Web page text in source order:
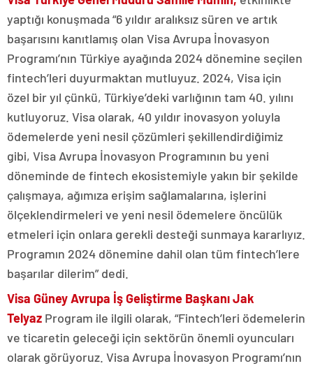
yaptığı konuşmada “6 yıldır aralıksız süren ve artık
başarısını kanıtlamış olan Visa Avrupa İnovasyon
Programı’nın Türkiye ayağında 2024 dönemine seçilen
fintech’leri duyurmaktan mutluyuz. 2024, Visa için
özel bir yıl çünkü, Türkiye’deki varlığının tam 40. yılını
kutluyoruz. Visa olarak, 40 yıldır inovasyon yoluyla
ödemelerde yeni nesil çözümleri şekillendirdiğimiz
gibi, Visa Avrupa İnovasyon Programının bu yeni
döneminde de fintech ekosistemiyle yakın bir şekilde
çalışmaya, ağımıza erişim sağlamalarına, işlerini
ölçeklendirmeleri ve yeni nesil ödemelere öncülük
etmeleri için onlara gerekli desteği sunmaya kararlıyız.
Programın 2024 dönemine dahil olan tüm fintech’lere
başarılar dilerim” dedi.
Visa Güney Avrupa İş Geliştirme Başkanı Jak
Telyaz Program ile ilgili olarak, “Fintech’leri ödemelerin
ve ticaretin geleceği için sektörün önemli oyuncuları
olarak görüyoruz. Visa Avrupa İnovasyon Programı’nın